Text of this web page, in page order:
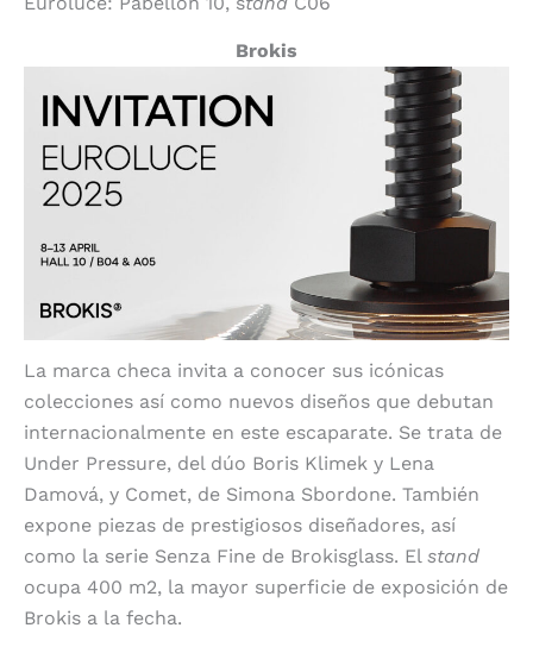
Brokis
La marca checa invita a conocer sus icónicas
colecciones así como nuevos diseños que debutan
internacionalmente en este escaparate. Se trata de
Under Pressure, del dúo Boris Klimek y Lena
Damová, y Comet, de Simona Sbordone. También
expone piezas de prestigiosos diseñadores, así
como la serie Senza Fine de Brokisglass. El stand
ocupa 400 m2, la mayor superficie de exposición de
Brokis a la fecha.